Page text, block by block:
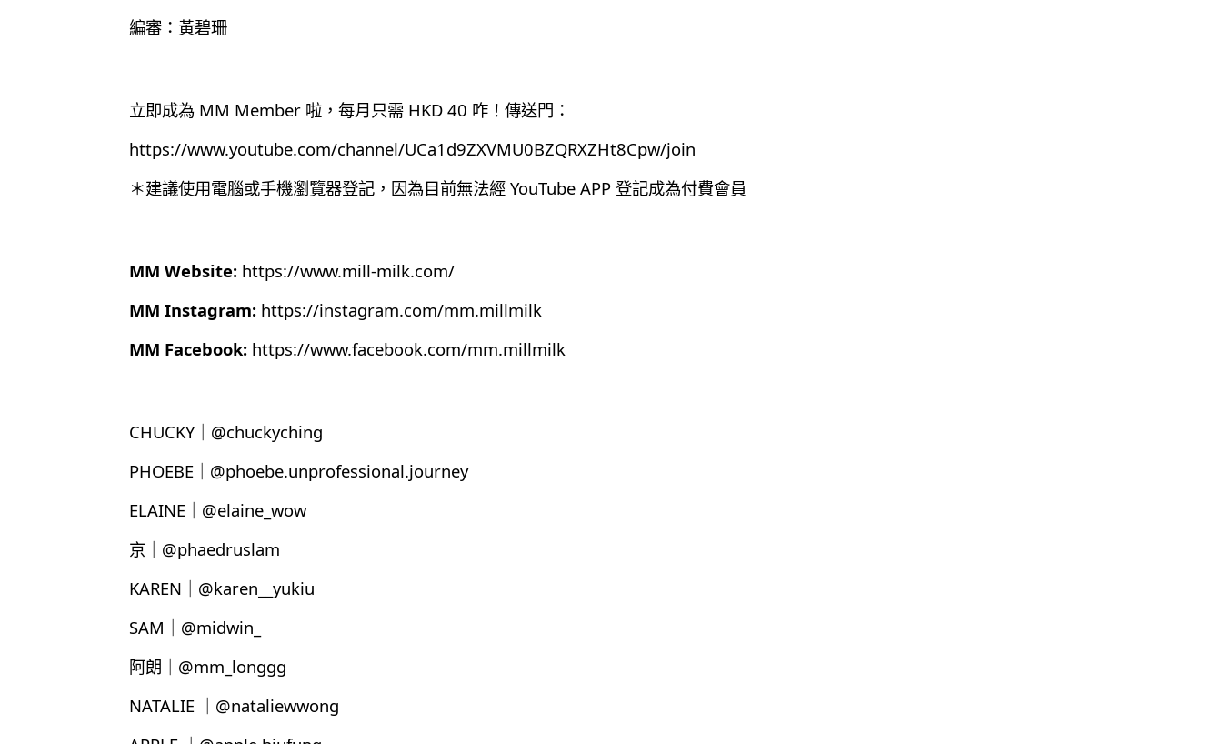
編審：黃碧珊
立即成為 MM Member 啦，每月只需 HKD 40 咋！傳送門：
https://www.youtube.com/channel/UCa1d9ZXVMU0BZQRXZHt8Cpw/join
＊建議使用電腦或手機瀏覽器登記，因為目前無法經 YouTube APP 登記成為付費會員
MM Website: https://www.mill-milk.com/
MM Instagram: https://instagram.com/mm.millmilk
MM Facebook: https://www.facebook.com/mm.millmilk
CHUCKY｜@chuckyching
PHOEBE｜@phoebe.unprofessional.journey
ELAINE｜@elaine_wow
京｜@phaedruslam
KAREN｜@karen__yukiu
SAM｜@midwin_
阿朗｜@mm_longgg
NATALIE ｜@nataliewwong